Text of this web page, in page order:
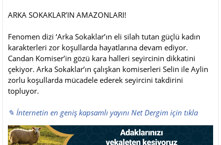
ARKA SOKAKLAR’IN AMAZONLARI!
Fenomen dizi ‘Arka Sokaklar’ın eli silah tutan güçlü kadın
karakterleri zor koşullarda hayatlarına devam ediyor.
Candan Komiser’in gözü kara halleri seyircinin dikkatini
çekiyor. Arka Sokaklar’ın çalışkan komiserleri Selin ile Aylin
zorlu koşullarda mücadele ederek seyircini takdirini
topluyor.
✎ İnternetin en geniş kapsamlı yayını Net Dergim için tıkla